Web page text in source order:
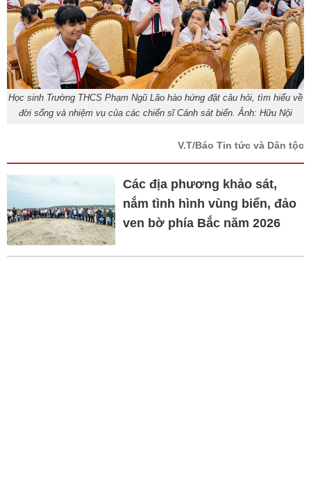
Học sinh Trường THCS Phạm Ngũ Lão hào hứng đặt câu hỏi, tìm hiểu về
đời sống và nhiệm vụ của các chiến sĩ Cảnh sát biển. Ảnh: Hữu Nội
V.T/Báo Tin tức và Dân tộc
Các địa phương khảo sát,
nắm tình hình vùng biển, đảo
ven bờ phía Bắc năm 2026